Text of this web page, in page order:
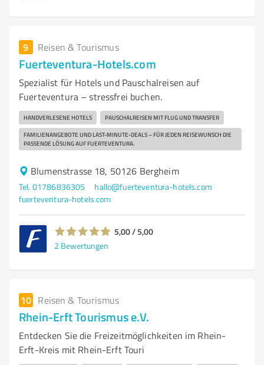
9 Reisen & Tourismus
Fuerteventura-Hotels.com
Spezialist für Hotels und Pauschalreisen auf
Fuerteventura – stressfrei buchen.
HANDVERLESENE HOTELS PAUSCHALREISEN MIT FLUG UND TRANSFER
FAMILIENANGEBOTE UND LAST-MINUTE-DEALS – FÜR JEDEN REISEWUNSCH DIE
PASSENDE LÖSUNG AUF FUERTEVENTURA.
Blumenstrasse 18, 50126 Bergheim
Tel. 01786836305
hallo@fuerteventura-hotels.com
fuerteventura-hotels.com
5,00 / 5,00
2 Bewertungen
10 Reisen & Tourismus
Rhein-Erft Tourismus e.V.
Entdecken Sie die Freizeitmöglichkeiten im Rhein-
Erft-Kreis mit Rhein-Erft Touri